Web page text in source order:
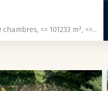
Acheter, Prix <= 98000000, <= 32 pièces, <= 30 chambres, <= 101233 m², <= 3000000 m²